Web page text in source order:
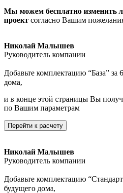
Мы можем бесплатно изменить
проект согласно Вашим
Николай Малышев
Руководитель компании
Добавьте комплектацию “База” за
дома,
и в конце этой страницы Вы
по Вашим параметрам
Перейти к расчету
Николай Малышев
Руководитель компании
Добавьте комплектацию
будущего дома,